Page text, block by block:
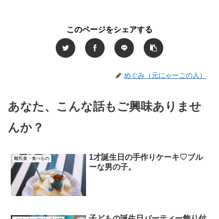
このページをシェアする
めぐみ（元にゃーごの人）
あなた、こんな話もご興味ありませ
んか？
離乳食・食べもの
1才誕生日の手作りケーキ♡ブル
ーな男の子。